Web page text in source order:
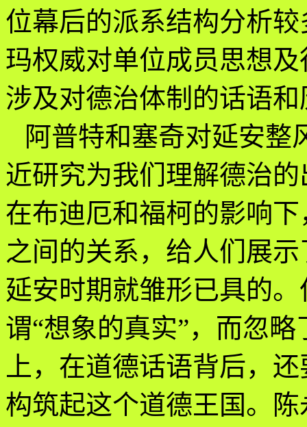
位幕后的派系结构分析
玛权威对单位成员思想
涉及对德治体制的话语
阿普特和塞奇对延安整
近研究为我们理解德治
在布迪厄和福柯的影响
之间的关系，给人们展
延安时期就雏形已具的
谓“想象的真实”，而忽
上，在道德话语背后，
构筑起这个道德王国。